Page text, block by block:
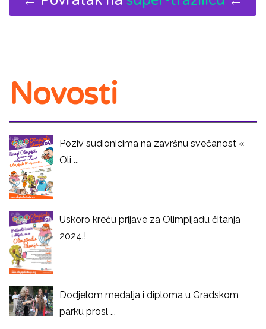
Novosti
Poziv sudionicima na završnu svečanost «
Oli ...
Uskoro kreću prijave za Olimpijadu čitanja
2024.!
Dodjelom medalja i diploma u Gradskom
parku prosl ...